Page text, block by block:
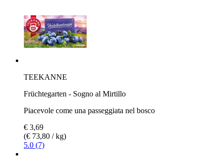
TEEKANNE
Früchtegarten - Sogno al Mirtillo
Piacevole come una passeggiata nel bosco
€ 3,69
(€ 73,80 / kg)
5.0 (7)